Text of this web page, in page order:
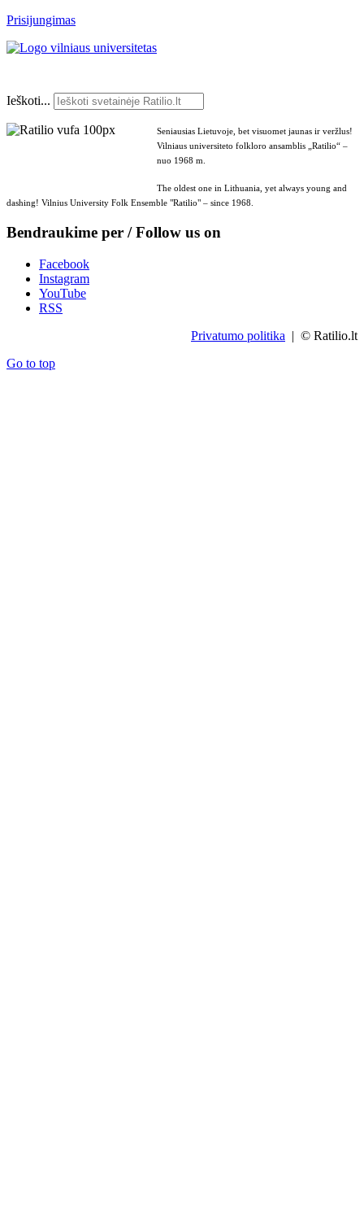
Prisijungimas
Ieškoti...
Seniausias Lietuvoje, bet visuomet jaunas ir veržlus!
Vilniaus universiteto folkloro ansamblis „Ratilio“ –
nuo 1968 m.
The oldest one in Lithuania, yet always young and
dashing! Vilnius University Folk Ensemble "Ratilio" – since 1968.
Bendraukime per / Follow us on
Facebook
Instagram
YouTube
RSS
Privatumo politika | © Ratilio.lt
Go to top